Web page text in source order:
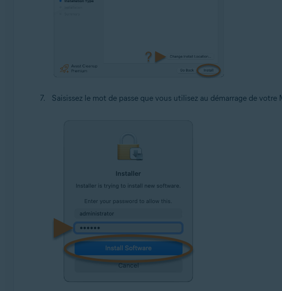
Saisissez le mot de passe que vous utilisez au démarrage de votre